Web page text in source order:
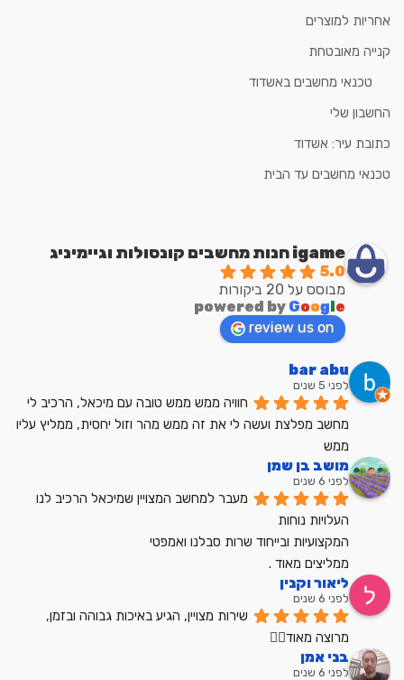
אחריות למוצרים
קנייה מאובטחת
טכנאי מחשבים באשדוד
החשבון שלי
כתובת עיר: אשדוד
טכנאי מחשבים עד הבית
igame חנות מחשבים קונסולות וגיימיניג
5.0
מבוסס על 20 ביקורות
powered by Google
review us on
bar abu
לפני 5 שנים
ממש
מושב בן שמן
לפני 6 שנים
מעבר למחשב המצויין שמיכאל הרכיב לנו
העלויות נוחות
המקצועיות ובייחוד שרות סבלנו ואמפטי
ממליצים מאוד .
ליאור וקנין
לפני 6 שנים
מרוצה מאוד👍🏼
בני אמן
לפני 6 שנים